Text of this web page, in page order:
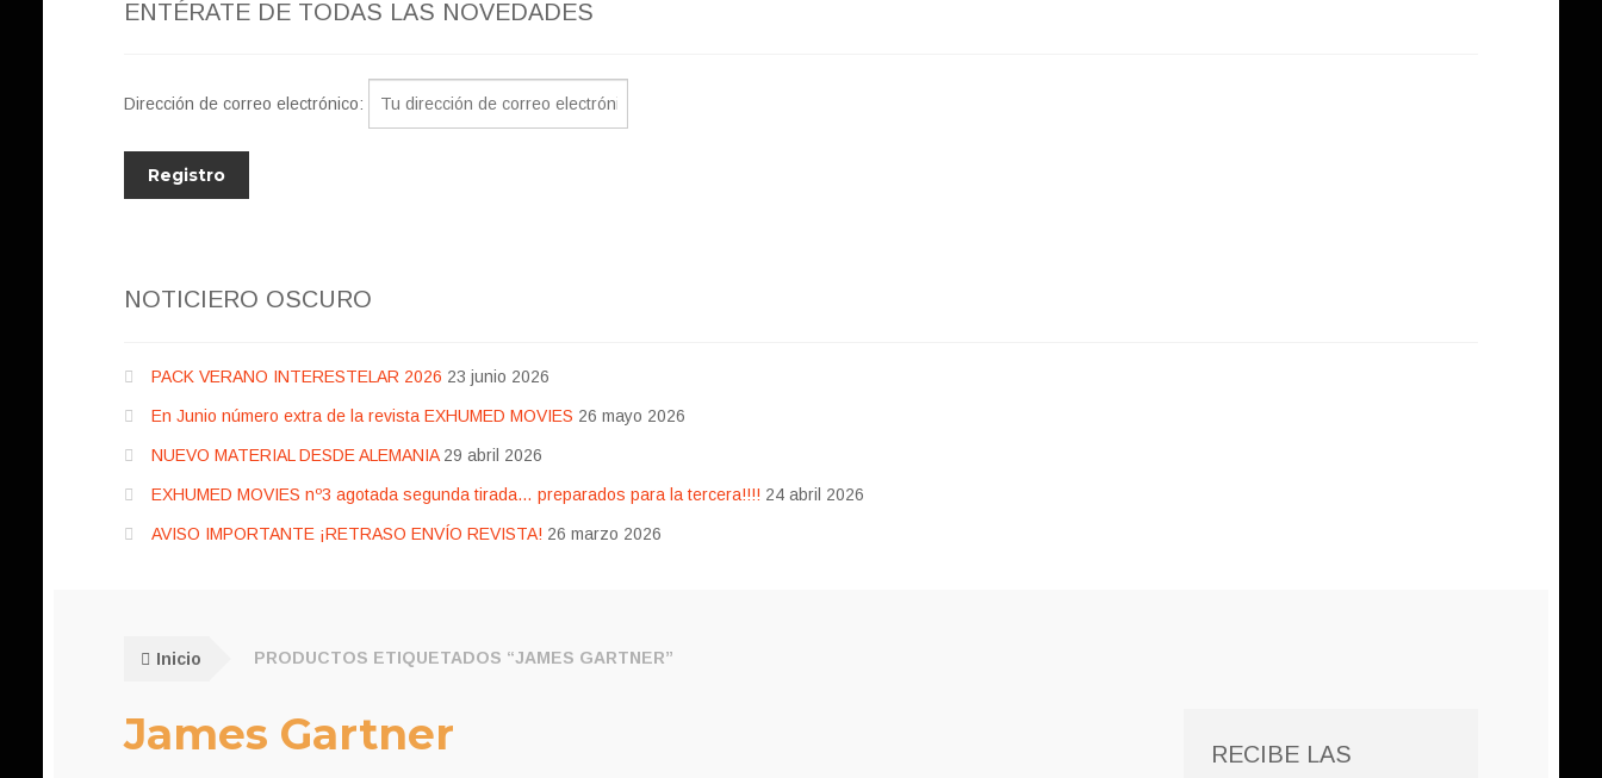
ENTÉRATE DE TODAS LAS NOVEDADES
Dirección de correo electrónico:
NOTICIERO OSCURO
PACK VERANO INTERESTELAR 2026 23 junio 2026
En Junio número extra de la revista EXHUMED MOVIES 26 mayo 2026
NUEVO MATERIAL DESDE ALEMANIA 29 abril 2026
EXHUMED MOVIES nº3 agotada segunda tirada… preparados para la tercera!!!! 24 abril 2026
AVISO IMPORTANTE ¡RETRASO ENVÍO REVISTA! 26 marzo 2026
Inicio PRODUCTOS ETIQUETADOS “JAMES GARTNER”
James Gartner
RECIBE LAS